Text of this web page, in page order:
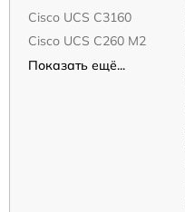
Cisco UCS C3160
Cisco UCS C260 M2
Показать ещё...